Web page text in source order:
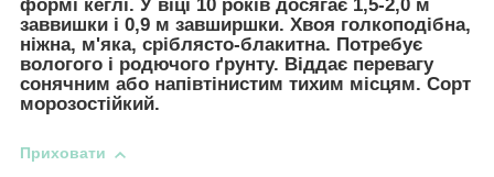
формі кеглі. У віці 10 років досягає 1,5-2,0 м
заввишки і 0,9 м завширшки. Хвоя голкоподібна,
ніжна, м'яка, сріблясто-блакитна. Потребує
вологого і родючого ґрунту. Віддає перевагу
сонячним або напівтінистим тихим місцям. Сорт
морозостійкий.
Приховати